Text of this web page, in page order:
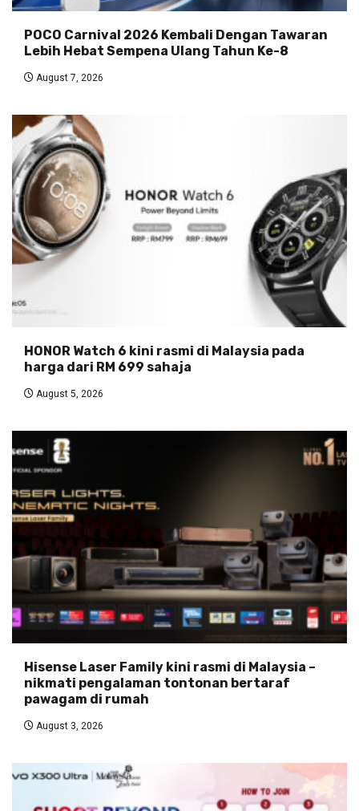
POCO Carnival 2026 Kembali Dengan Tawaran
Lebih Hebat Sempena Ulang Tahun Ke-8
August 7, 2026
HONOR Watch 6 kini rasmi di Malaysia pada
harga dari RM 699 sahaja
August 5, 2026
Hisense Laser Family kini rasmi di Malaysia –
nikmati pengalaman tontonan bertaraf
pawagam di rumah
August 3, 2026